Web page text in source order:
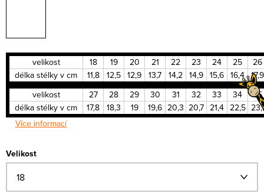
velikost 18 19 20 21 22 23 24 25
26
délka stélky v cm
11,8 12,5 12,9 13,7 14,2 14,9 15,6 16,4 17,9
velikost
27 28 29 30 31 32 33 34
35
délka stélky v cm
17,8 18,3 19 19,6 20,3 20,7 21,4 22,5 23,1
Více informací
Velikost